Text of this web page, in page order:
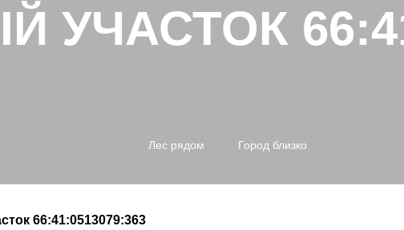
УЧАСТОК
Лес рядом Город близко
66:41:0513079:363